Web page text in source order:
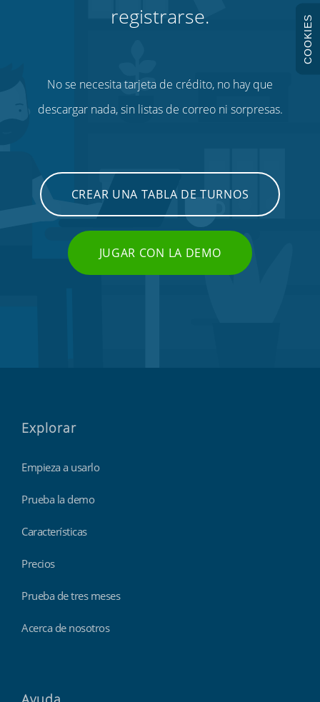
registrarse.
No se necesita tarjeta de crédito, no hay que
descargar nada, sin listas de correo ni sorpresas.
CREAR UNA TABLA DE TURNOS
JUGAR CON LA DEMO
Explorar
Empieza a usarlo
Prueba la demo
Características
Precios
Prueba de tres meses
Acerca de nosotros
COOKIES